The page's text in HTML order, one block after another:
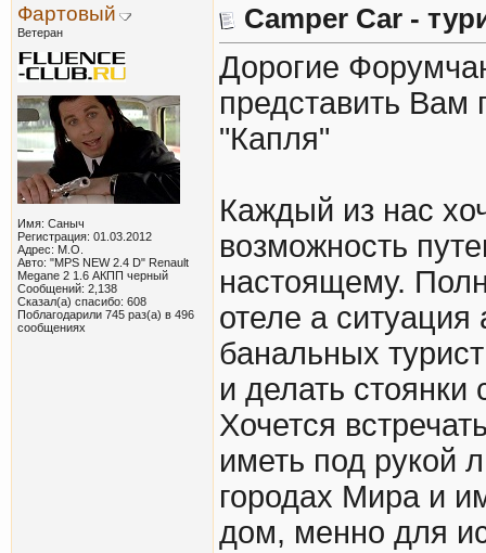
Фартовый
Ветеран
Имя: Саныч
Регистрация: 01.03.2012
Адрес: М.О.
Авто: "MPS NEW 2.4 D" Renault
Megane 2 1.6 АКПП черный
Сообщений: 2,138
Сказал(а) спасибо: 608
Поблагодарили 745 раз(а) в 496
сообщениях
Camper Car -
Дорогие
представить Вам
"Капля"
Каждый из нас
возможность
настоящему.
отеле а
банальных
и делать
Хочется
иметь под рукой
городах Мира и
дом, менно для